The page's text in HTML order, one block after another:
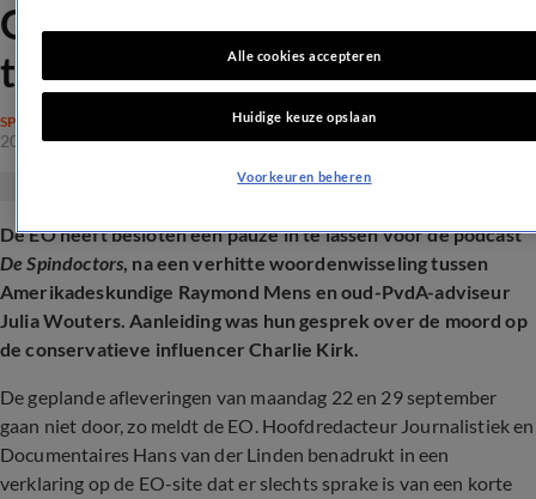
Omstreden EO-podcast
tijdelijk stilgelegd
SPRAAKMAKEND
20 sep 2025, 21:33
De EO heeft besloten een pauze in te lassen voor de podcast
De Spindoctors, na een verhitte woordenwisseling tussen
Amerikadeskundige Raymond Mens en oud-PvdA-adviseur
Julia Wouters. Aanleiding was hun gesprek over de moord op
de conservatieve influencer Charlie Kirk.
De geplande afleveringen van maandag 22 en 29 september
gaan niet door, zo meldt de EO. Hoofdredacteur Journalistiek en
Documentaires Hans van der Linden benadrukt in een
verklaring op de EO-site dat er slechts sprake is van een korte
Alle cookies accepteren
Huidige keuze opslaan
Voorkeuren beheren